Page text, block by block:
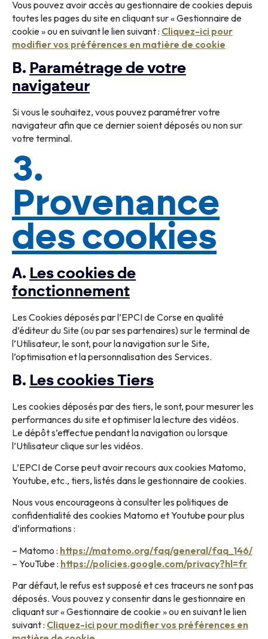
Vous pouvez avoir accès au gestionnaire de cookies depuis
toutes les pages du site en cliquant sur « Gestionnaire de
cookie » ou en suivant le lien suivant : Cliquez-ici pour
modifier vos préférences en matière de cookie
B. Paramétrage de votre
navigateur
Si vous le souhaitez, vous pouvez paramétrer votre
navigateur afin que ce dernier soient déposés ou non sur
votre terminal.
3.
Provenance
des cookies
A. Les cookies de
fonctionnement
Les Cookies déposés par l’EPCI de Corse en qualité
d’éditeur du Site (ou par ses partenaires) sur le terminal de
l’Utilisateur, le sont, pour la navigation sur le Site,
l’optimisation et la personnalisation des Services.
B. Les cookies Tiers
Les cookies déposés par des tiers, le sont, pour mesurer les
performances du site et optimiser la lecture des vidéos.
Le dépôt s’effectue pendant la navigation ou lorsque
l’Utilisateur clique sur les vidéos.
L’EPCI de Corse peut avoir recours aux cookies Matomo,
Youtube, etc., tiers, listés dans le gestionnaire de cookies.
Nous vous encourageons à consulter les politiques de
confidentialité des cookies Matomo et Youtube pour plus
d’informations :
– Matomo : https://matomo.org/faq/general/faq_146/
– YouTube : https://policies.google.com/privacy?hl=fr
Par défaut, le refus est supposé et ces traceurs ne sont pas
déposés. Vous pouvez y consentir dans le gestionnaire en
cliquant sur « Gestionnaire de cookie » ou en suivant le lien
suivant : Cliquez-ici pour modifier vos préférences en